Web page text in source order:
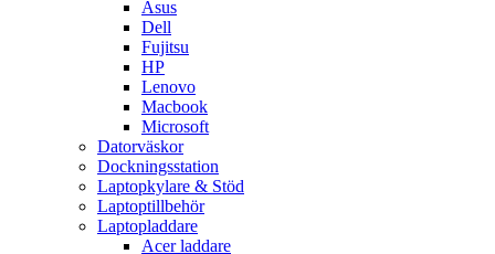
Asus
Dell
Fujitsu
HP
Lenovo
Macbook
Microsoft
Datorväskor
Dockningsstation
Laptopkylare & Stöd
Laptoptillbehör
Laptopladdare
Acer laddare